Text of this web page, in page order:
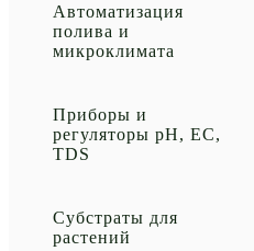
Автоматизация
полива и
микроклимата
Приборы и
регуляторы рН, EC,
TDS
Субстраты для
растений